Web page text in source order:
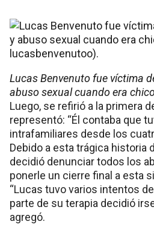
Lucas Benvenuto fue víctima
abuso sexual cuando era
Luego, se refirió a la primera
representó: “Él contaba que
intrafamiliares desde los
Debido a esta trágica historia
decidió denunciar todos los
ponerle un cierre final a esta
“Lucas tuvo varios intentos
parte de su terapia decidió
agregó.